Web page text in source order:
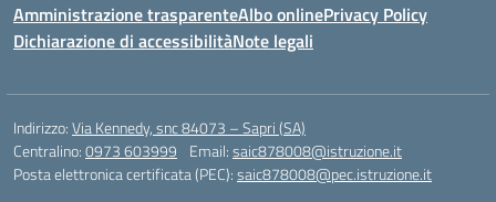
Amministrazione trasparenteAlbo onlinePrivacy Policy
Dichiarazione di accessibilitàNote legali
Indirizzo:Via Kennedy, snc 84073 – Sapri (SA)
Centralino:0973 603999 Email:saic878008@istruzione.it
Posta elettronica certificata (PEC):saic878008@pec.istruzione.it